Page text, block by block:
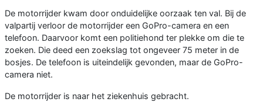
De motorrijder kwam door onduidelijke oorzaak ten val. Bij de
valpartij verloor de motorrijder een GoPro-camera en een
telefoon. Daarvoor komt een politiehond ter plekke om die te
zoeken. Die deed een zoekslag tot ongeveer 75 meter in de
bosjes. De telefoon is uiteindelijk gevonden, maar de GoPro-
camera niet.
De motorrijder is naar het ziekenhuis gebracht.